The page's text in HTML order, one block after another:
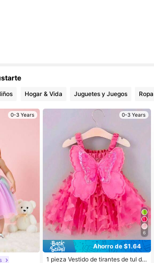
Seguidores
Seguidores
Seguidores
Seguidores
Hogar & Vida Juguetes y Juegos
0-3 Years 0-3 Years
6
Ahorro de $1.64
1 pieza Vestido de tirantes de tul de